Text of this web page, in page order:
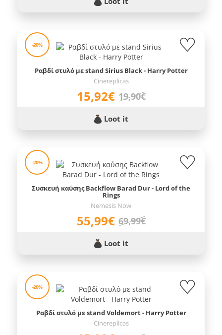
-20%
Ραβδί στυλό με stand Sirius Black - Harry Potter
Cinereplicas
15,92€ 19,90€
Loot it
-20%
Συσκευή καύσης Backflow Barad Dur - Lord of the
Rings
Nemesis Now
55,99€ 69,99€
Loot it
-20%
Ραβδί στυλό με stand Voldemort - Harry Potter
Cinereplicas